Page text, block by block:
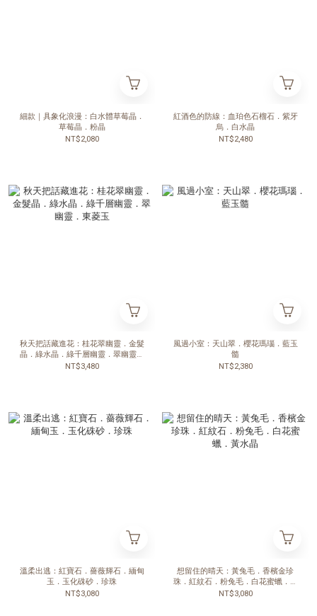
細款｜具象化浪漫：白水體草莓晶．
草莓晶．粉晶
NT$2,080
紅酒色的防線：血珀色石榴石．紫牙
烏．白水晶
NT$2,480
秋天把話藏進花：桂花翠幽靈．金髮
晶．綠水晶．綠千層幽靈．翠幽靈．
東菱玉
NT$3,480
風過小室：天山翠．櫻花瑪瑙．藍玉
髓
NT$2,380
溫柔出逃：紅寶石．薔薇輝石．緬甸
玉．玉化硃砂．珍珠
NT$3,080
想留住的晴天：黃兔毛．香檳金珍
珠．紅紋石．粉兔毛．白花蜜蠟．黃
水晶
NT$3,080